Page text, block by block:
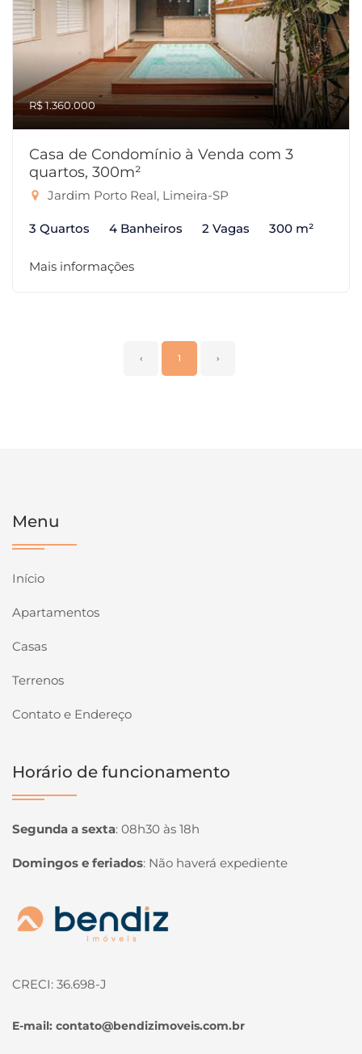
R$ 1.360.000
Casa de Condomínio à Venda com 3
quartos, 300m²
Jardim Porto Real, Limeira-SP
3 Quartos 4 Banheiros 2 Vagas 300 m²
Mais informações
‹ 1 ›
Menu
Início
Apartamentos
Casas
Terrenos
Contato e Endereço
Horário de funcionamento
Segunda a sexta: 08h30 às 18h
Domingos e feriados: Não haverá expediente
Página inicial
CRECI: 36.698-J
E-mail: contato@bendizimoveis.com.br